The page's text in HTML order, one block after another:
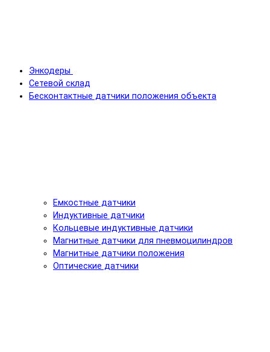
Энкодеры
Сетевой склад
Бесконтактные датчики положения объекта
Емкостные датчики
Индуктивные датчики
Кольцевые индуктивные датчики
Магнитные датчики для пневмоцилиндров
Магнитные датчики положения
Оптические датчики